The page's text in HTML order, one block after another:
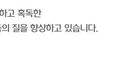
고 혹독한
질을 향상하고 있습니다.